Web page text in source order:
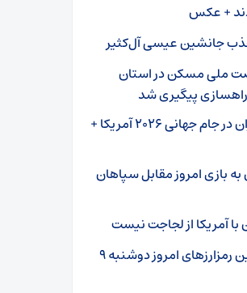
+ عکس
جانشین عیسی آل‌کثیر
ملی مسکن در استان
پیگیری شد
فوری / قرعه آسان ایران در جام جهانی ۲۰۲۶ آمریکا +
بازی امروز مقابل سپاهان
با آمریکا از لجاجت نیست
پرسودترین و پرضررترین رمزارزهای امروز دوشنبه ۹